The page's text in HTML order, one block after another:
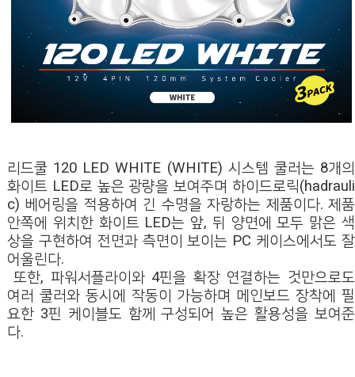
리드쿨 120 LED WHITE (WHITE) 시스템 쿨러는 8개의
화이트 LED로 높은 광량을 보여주며 하이드로릭(hadrauli
c) 베어링을 적용하여 긴 수명을 자랑하는 제품이다. 제품
안쪽에 위치한 화이트 LED는 앞, 뒤 양면에 모두 맑은 색
상을 구현하여 전면과 측면이 보이는 PC 케이스에서도 잘
어울린다.
또한, 파워서플라이와 4핀을 확장 연결하는 것만으로도
여러 쿨러와 동시에 작동이 가능하며 메인보드 장착에 필
요한 3핀 케이블도 함께 구성되어 높은 활용성을 보여준
다.